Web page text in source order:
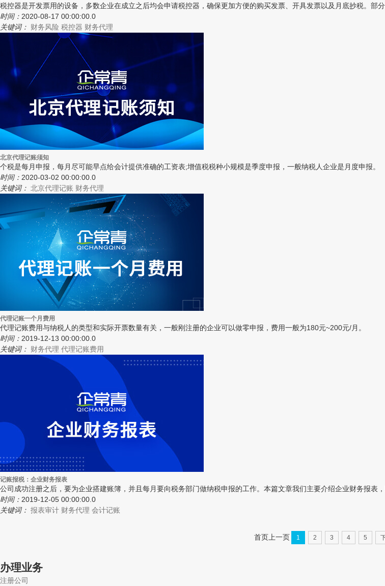
税控器是开发票用的设备，多数企业在成立之后均会申请税控器，确保更加方便的购买发票、开具发票以及月底抄税。部
时间： 2020-08-17 00:00:00.0
关键词： 财务风险 税控器 财务代理
北京代理记账须知
个税是每月申报，每月尽可能早点给会计提供准确的工资表;增值税税种小规模是季度申报，一般纳税人企业是月度申报。
时间： 2020-03-02 00:00:00.0
关键词： 北京代理记账 财务代理
代理记账一个月费用
代理记账费用与纳税人的类型和实际开票数量有关，一般刚注册的企业可以做零申报，费用一般为180元~200元/月。
时间： 2019-12-13 00:00:00.0
关键词： 财务代理 代理记账费用
记账报税：企业财务报表
公司成功注册之后，要为企业搭建账簿，并且每月要向税务部门做纳税申报的工作。本篇文章我们主要介绍企业财务报表
时间： 2019-12-05 00:00:00.0
关键词： 报表审计 财务代理 会计记账
首页上一页 1 2 3 4 5
办理业务
注册公司